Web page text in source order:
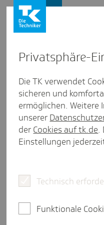
Ab 2026:
leis­tungen
Beim Datenaustausch
(DTA EEL) werden
2 Minuten Lesezeit
Firmenkunden
Privat­sphäre-
Die TK verwendet
sicheren und
ermöglichen. Weitere
unserer
der Cookies auf tk.de.
Einstellungen
Technisch
Funktionale